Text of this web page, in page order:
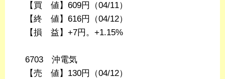
【買 値】609円（04/11）
【終 値】616円（04/12）
【損 益】+7円。+1.15%
6703 沖電気
【売 値】130円（04/12）